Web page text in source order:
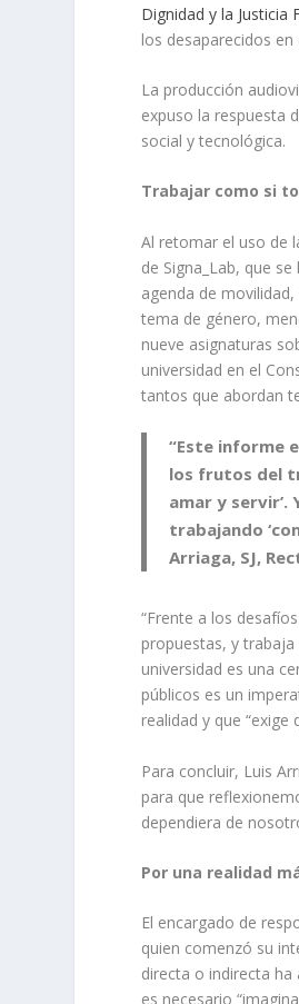
Dignidad y la Justicia
los desaparecidos
La producción
expuso la respuesta
social y tecnológica.
Trabajar como si
Al retomar el uso de
de Signa_Lab, que
agenda de
tema de género,
nueve asignaturas
universidad en el
tantos que abordan
“Este informe
los frutos del
amar y
trabajando
Arriaga, SJ,
“Frente a los
propuestas, y
universidad es una
públicos es un
realidad y que
Para concluir, Luis
para que
dependiera de
Por una realidad
El encargado de
quien comenzó su
directa o indirecta
es necesario